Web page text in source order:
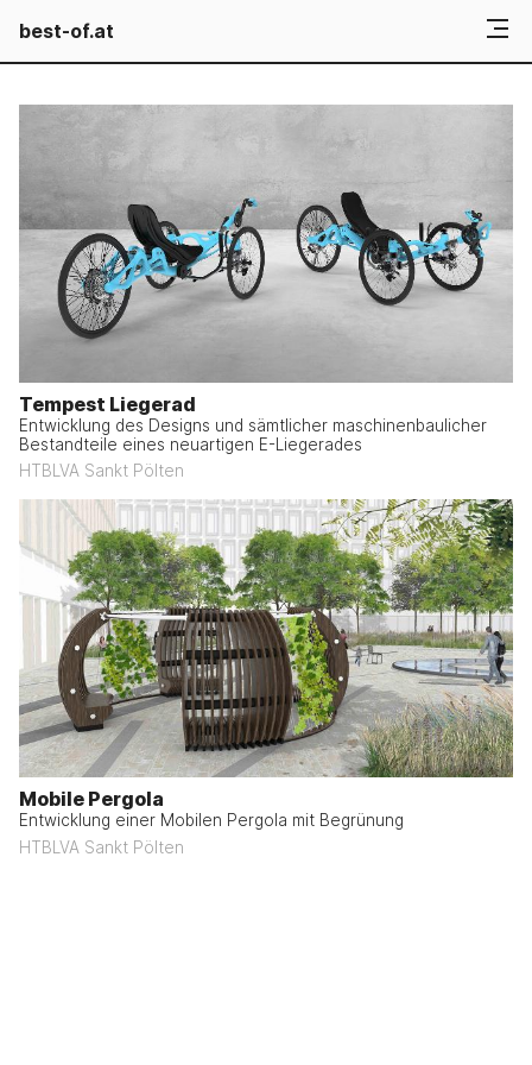
best-of.at
Tempest Liegerad
Entwicklung des Designs und sämtlicher maschinenbaulicher
Bestandteile eines neuartigen E-Liegerades
HTBLVA Sankt Pölten
Mobile Pergola
Entwicklung einer Mobilen Pergola mit Begrünung
HTBLVA Sankt Pölten